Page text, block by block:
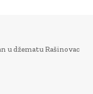
u džematu Rašinovac